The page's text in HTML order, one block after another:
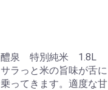
醴泉 特別純米 1.8L
サラっと米の旨味が舌に
乗ってきます。適度な甘